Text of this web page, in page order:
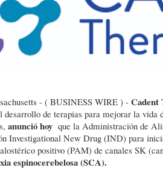
- ( BUSINESS WIRE ) -Cadent
de terapias para mejorar la vida
anunció hoy que la Administración de
Investigational New Drug (IND) para
positivo (PAM) de canales SK
espinocerebelosa (SCA).